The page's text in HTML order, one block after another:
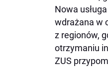
Nowa
wdrażana w
z regionów,
otrzymaniu
ZUS